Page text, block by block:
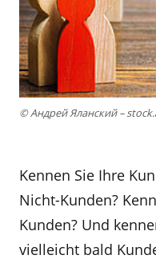
© Андрей Яланский –
Kennen Sie Ihre
Nicht-Kunden?
Kunden? Und
vielleicht bald